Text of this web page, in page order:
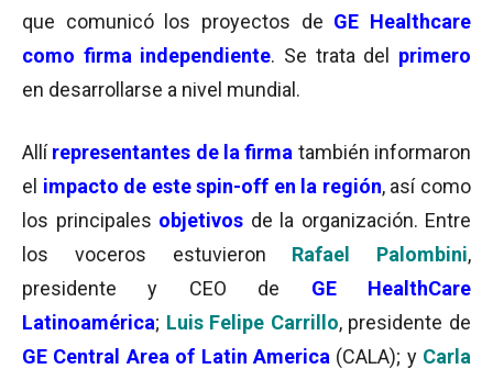
que comunicó los proyectos de GE Healthcare
como firma independiente. Se trata del primero
en desarrollarse a nivel mundial.
Allírepresentantes de la firma también informaron
el impacto de este spin-off en la región, así como
los principales objetivos de la organización. Entre
los voceros estuvieron Rafael Palombini,
presidente y CEO de GE HealthCare
Latinoamérica; Luis Felipe Carrillo, presidente de
GE Central Area of Latin America (CALA); y Carla